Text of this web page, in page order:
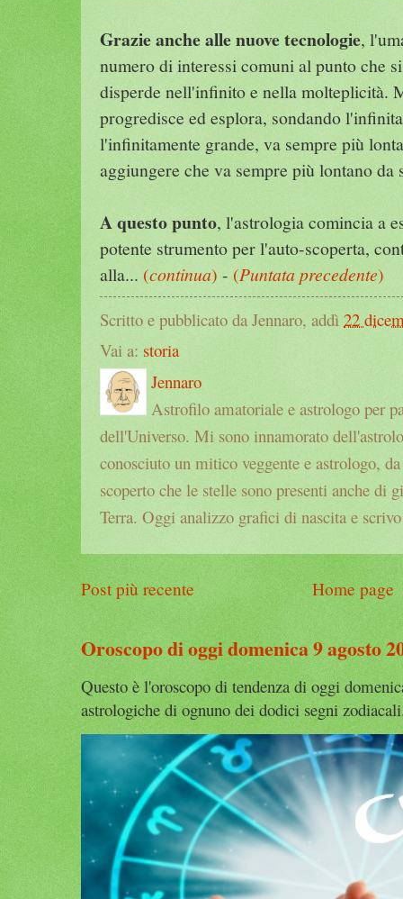
Grazie anche alle nuove tecnologie,
numero di interessi comuni al punto che
disperde nell'infinito e nella molteplicità.
progredisce ed esplora, sondando
l'infinitamente grande, va sempre più
aggiungere che va sempre più lontano da
A questo punto, l'astrologia comincia a
potente strumento per l'auto-scoperta,
alla... (continua) - (Puntata precedente)
Scritto e pubblicato da Jennaro, addì 22
Vai a: storia
Jennaro
Astrofilo amatoriale e astrologo per
dell'Universo. Mi sono innamorato
conosciuto un mitico veggente e astrologo,
scoperto che le stelle sono presenti anche di
Terra. Oggi analizzo grafici di nascita e
Post più recente Home page
Oroscopo di oggi domenica 9 agosto
Questo è l'oroscopo di tendenza di oggi
astrologiche di ognuno dei dodici segni